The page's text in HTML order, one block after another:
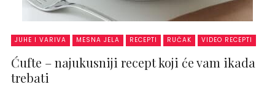
JUHE I VARIVA MESNA JELA RECEPTI RUČAK VIDEO RECEPTI
Ćufte – najukusniji recept koji će vam ikada
trebati